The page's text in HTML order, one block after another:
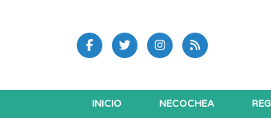
INICIO NECOCHEA